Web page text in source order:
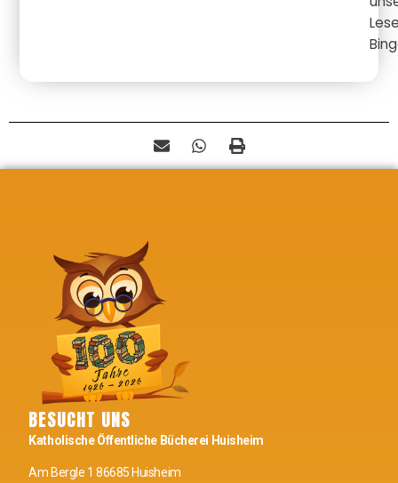
BESUCHT UNS
Katholische Öffentliche Bücherei Huisheim
Am Bergle 1 86685 Huisheim